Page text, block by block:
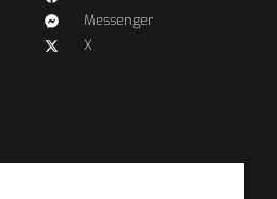
Messenger
X